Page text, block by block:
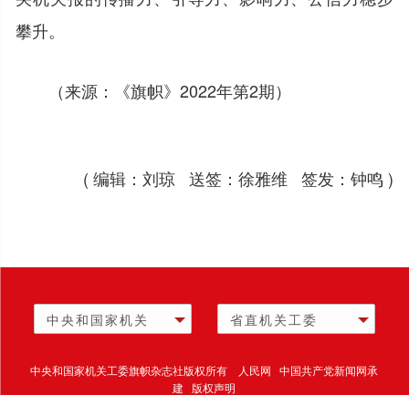
攀升。
（来源：《旗帜》2022年第2期）
( 编辑：刘琼 送签：徐雅维 签发：钟鸣 )
中央和国家机关 省直机关工委
中央和国家机关工委旗帜杂志社版权所有 人民网 中国共产党新闻网承
建 版权声明